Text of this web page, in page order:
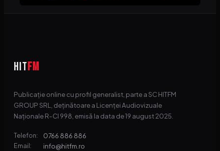
HIT FM
Publicație online cu profil generalist, parte a SC HITFM
GROUP SRL, deținătoare a Licenței Audiovizuale
Naționale R-CI 998, emisă la data de 19 august 2025.
Telefon: 0766 886 886
Email: info@hitfm.ro